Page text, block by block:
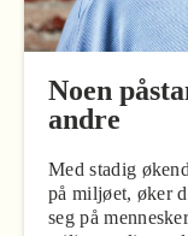
Noen
andre
Med stadig
på miljøet, øker
seg på